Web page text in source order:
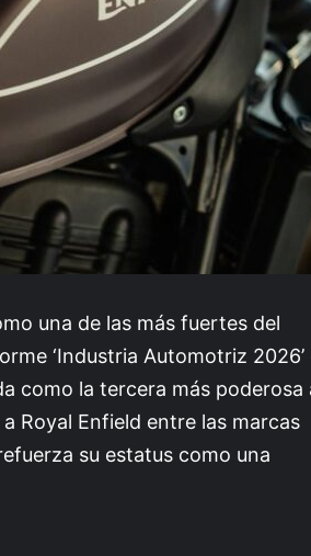
una de las más fuertes del
‘Industria Automotriz 2026’
como la tercera más poderosa
Royal Enfield entre las marcas
su estatus como una